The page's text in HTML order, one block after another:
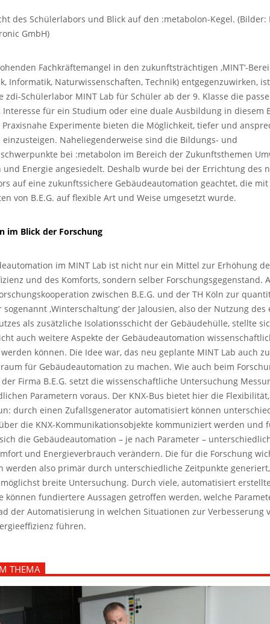
des Schülerlabors und Blick auf den :metabolon-Kegel. (Bilder:
GmbH)
Fachkräftemangel in den zukunftsträchtigen ‚MINT‘-
Informatik, Naturwissenschaften, Technik) entgegenzuwirken,
zdi-Schülerlabor MINT Lab für Schüler ab der 9. Klasse die
Interesse für ein Studium oder eine duale Ausbildung in diesem
Experimente bieten die Möglichkeit, tiefer und
Naheliegenderweise sind die Bildungs- und
bei :metabolon im Bereich der Zukunftsthemen
und Energie angesiedelt. Deshalb wurde bei der Errichtung des
auf eine zukunftssichere Gebäudeautomation geachtet, die mit
von B.E.G. auf flexible Art und Weise umgesetzt wurde.
im Blick der Forschung
im MINT Lab ist nicht nur ein Mittel zur Erhöhung
und des Komforts, sondern selber Forschungsgegenstand.
zwischen B.E.G. und der TH Köln zur
sogenannt ‚Winterschaltung‘ der Jalousien, also der Nutzung des
als zusätzliche Isolationsschicht der Gebäudehülle, stellte
auch weitere Aspekte der Gebäudeautomation
können. Die Idee war, das neu geplante MINT Lab auch
für Gebäudeautomation zu machen. Wie auch beim
Firma B.E.G. setzt die wissenschaftliche Untersuchung
Parametern voraus. Der KNX-Bus bietet hier die
durch einen Zufallsgenerator automatisiert können
die KNX-Kommunikationsobjekte kommuniziert werden und
die Gebäudeautomation – je nach Parameter –
und Energieverbrauch verändern. Die für die Forschung
werden also primär durch unterschiedliche Zeitpunkte
breite Untersuchung. Durch viele, automatisiert
können fundiertere Aussagen getroffen werden, welche
der Automatisierung in welchen Situationen zur Verbesserung
führen.
THEMA